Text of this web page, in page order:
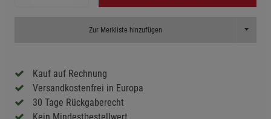
Zur Merkliste hinzufügen Toggle
Kauf auf Rechnung
Versandkostenfrei in Europa
30 Tage Rückgaberecht